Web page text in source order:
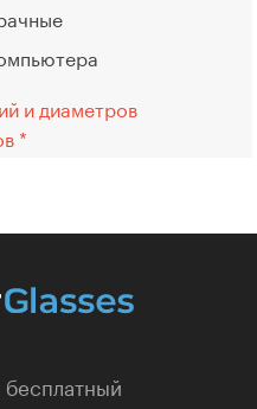
и диаметров
*
бесплатный